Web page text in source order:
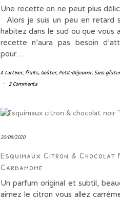
Une recette on ne peut plus
Alors je suis un peu en retard
habitez dans le sud ou que vous
recette n’aura pas besoin
pour…
A tartiner, fruits, Goûter, Petit-Déjeuner, Sans
- 2 Comments
20/08/2020
Esquimaux Citron & Chocolat
Cardamome
Un parfum original et subtil,
aimez le citron vous allez